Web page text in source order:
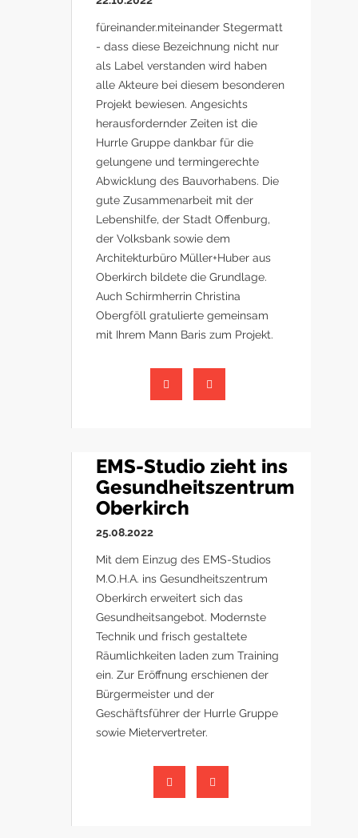
füreinander.miteinander Stegermatt
- dass diese Bezeichnung nicht nur
als Label verstanden wird haben
alle Akteure bei diesem besonderen
Projekt bewiesen. Angesichts
herausfordernder Zeiten ist die
Hurrle Gruppe dankbar für die
gelungene und termingerechte
Abwicklung des Bauvorhabens. Die
gute Zusammenarbeit mit der
Lebenshilfe, der Stadt Offenburg,
der Volksbank sowie dem
Architekturbüro Müller+Huber aus
Oberkirch bildete die Grundlage.
Auch Schirmherrin Christina
Obergföll gratulierte gemeinsam
mit Ihrem Mann Baris zum Projekt.
EMS-Studio zieht ins
Gesundheitszentrum
Oberkirch
25.08.2022
Mit dem Einzug des EMS-Studios
M.O.H.A. ins Gesundheitszentrum
Oberkirch erweitert sich das
Gesundheitsangebot. Modernste
Technik und frisch gestaltete
Räumlichkeiten laden zum Training
ein. Zur Eröffnung erschienen der
Bürgermeister und der
Geschäftsführer der Hurrle Gruppe
sowie Mietervertreter.